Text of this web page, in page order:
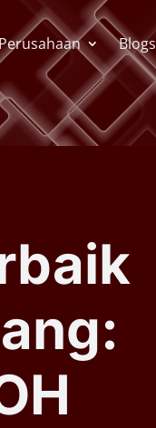
Perusahaan Blogs